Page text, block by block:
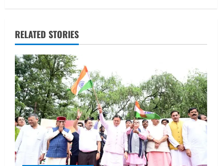
g
a
t
i
o
n
RELATED STORIES